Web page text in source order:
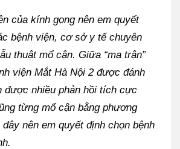
của kính gọng nên em quyết
bệnh viện, cơ sở y tế chuyên
thuật mổ cận. Giữa “ma trận”
viện Mắt Hà Nội 2 được đánh
được nhiều phản hồi tích cực
từng mổ cận bằng phương
nên em quyết định chọn bệnh